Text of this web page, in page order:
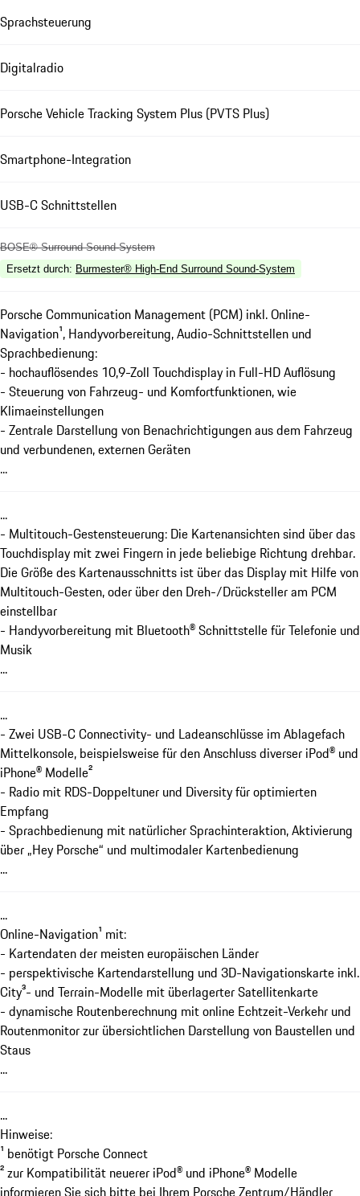
Sprachsteuerung
Digitalradio
Porsche Vehicle Tracking System Plus (PVTS Plus)
Smartphone-Integration
USB-C Schnittstellen
BOSE® Surround Sound-System
Ersetzt durch: Burmester® High-End Surround Sound-System
Porsche Communication Management (PCM) inkl. Online-
Navigation¹, Handyvorbereitung, Audio-Schnittstellen und
Sprachbedienung:
- hochauflösendes 10,9-Zoll Touchdisplay in Full-HD Auflösung
- Steuerung von Fahrzeug- und Komfortfunktionen, wie
Klimaeinstellungen
- Zentrale Darstellung von Benachrichtigungen aus dem Fahrzeug
und verbundenen, externen Geräten
...
...
- Multitouch-Gestensteuerung: Die Kartenansichten sind über das
Touchdisplay mit zwei Fingern in jede beliebige Richtung drehbar.
Die Größe des Kartenausschnitts ist über das Display mit Hilfe von
Multitouch-Gesten, oder über den Dreh-/Drücksteller am PCM
einstellbar
- Handyvorbereitung mit Bluetooth® Schnittstelle für Telefonie und
Musik
...
...
- Zwei USB-C Connectivity- und Ladeanschlüsse im Ablagefach
Mittelkonsole, beispielsweise für den Anschluss diverser iPod® und
iPhone® Modelle²
- Radio mit RDS-Doppeltuner und Diversity für optimierten
Empfang
- Sprachbedienung mit natürlicher Sprachinteraktion, Aktivierung
über „Hey Porsche“ und multimodaler Kartenbedienung
...
...
Online-Navigation¹ mit:
- Kartendaten der meisten europäischen Länder
- perspektivische Kartendarstellung und 3D-Navigationskarte inkl.
City³- und Terrain-Modelle mit überlagerter Satellitenkarte
- dynamische Routenberechnung mit online Echtzeit-Verkehr und
Routenmonitor zur übersichtlichen Darstellung von Baustellen und
Staus
...
...
Hinweise:
¹ benötigt Porsche Connect
² zur Kompatibilität neuerer iPod® und iPhone® Modelle